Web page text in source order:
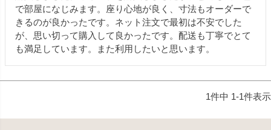
で部屋になじみます。座り心地が良く、寸法もオーダーで
きるのが良かったです。ネット注文で最初は不安でした
が、思い切って購入して良かったです。配送も丁寧でとて
も満足しています。また利用したいと思います。
1件中 1-1件表示